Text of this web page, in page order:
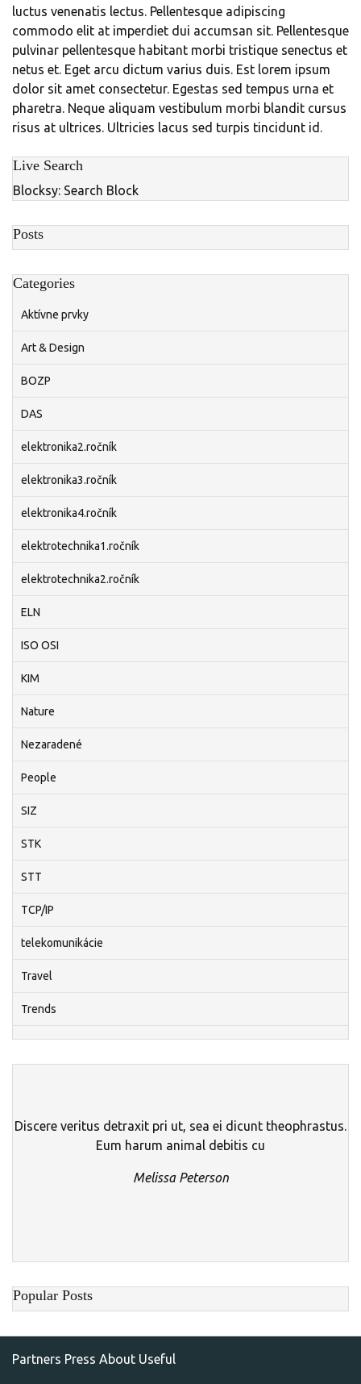
luctus venenatis lectus. Pellentesque adipiscing
commodo elit at imperdiet dui accumsan sit. Pellentesque
pulvinar pellentesque habitant morbi tristique senectus et
netus et. Eget arcu dictum varius duis. Est lorem ipsum
dolor sit amet consectetur. Egestas sed tempus urna et
pharetra. Neque aliquam vestibulum morbi blandit cursus
risus at ultrices. Ultricies lacus sed turpis tincidunt id.
Live Search
Blocksy: Search Block
Posts
Categories
Aktívne prvky
Art & Design
BOZP
DAS
elektronika2.ročník
elektronika3.ročník
elektronika4.ročník
elektrotechnika1.ročník
elektrotechnika2.ročník
ELN
ISO OSI
KIM
Nature
Nezaradené
People
SIZ
STK
STT
TCP/IP
telekomunikácie
Travel
Trends
Discere veritus detraxit pri ut, sea ei dicunt theophrastus.
Eum harum animal debitis cu
Melissa Peterson
Popular Posts
Partners Press About Useful